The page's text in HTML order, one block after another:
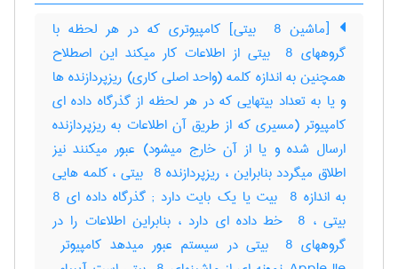
[ماشین ‎ 8 بیتی] کامپیوتری که در هر لحظه با
گروههای ‎ 8 بیتی از اطلاعات کار میکند این اصطلاح
همچنین به اندازه کلمه (واحد اصلی کاری) ریزپردازنده ها
و یا به تعداد بیتهایی که در هر لحظه از گذرگاه داده ای
کامپیوتر (مسیری که از طریق آن اطلاعات به ریزپردازنده
ارسال شده و یا از آن خارج میشود) عبور میکنند نیز
اطلاق میگردد بنابراین ، ریزپردازنده ‎ 8 بیتی ، کلمه هایی
به اندازه ‎ 8 بیت یا یک بایت دارد‎ ; گذرگاه داده ای ‎8
بیتی ، ‎ 8 خط داده ای دارد ، بنابراین اطلاعات را در